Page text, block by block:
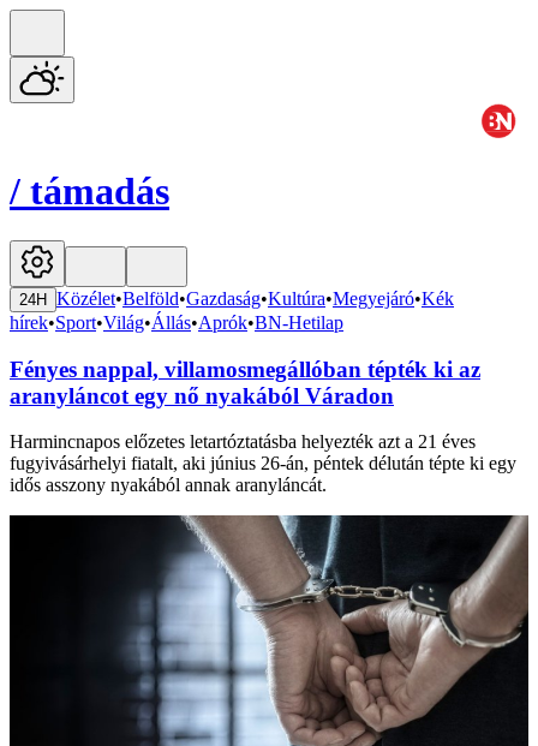
/ támadás
24H Közélet•Belföld•Gazdaság•Kultúra•Megyejáró•Kék
hírek•Sport•Világ•Állás•Aprók•BN-Hetilap
Fényes nappal, villamosmegállóban tépték ki az
aranyláncot egy nő nyakából Váradon
Harmincnapos előzetes letartóztatásba helyezték azt a 21 éves
fugyivásárhelyi fiatalt, aki június 26-án, péntek délután tépte ki egy
idős asszony nyakából annak aranyláncát.